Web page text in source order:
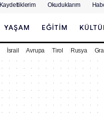
Kaydettiklerim Okuduklarım
YAŞAM EĞITIM
İsrail Avrupa Tirol Rusya